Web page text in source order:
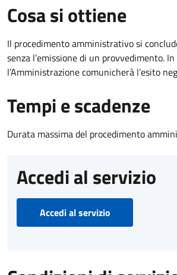
Cosa si ottiene
Il procedimento amministrativo si
senza l’emissione di un provvedimento.
l’Amministrazione comunicherà l’esito
Tempi e scadenze
Durata massima del procedimento
Accedi al servizio
Accedi al servizio